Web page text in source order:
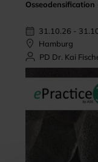
31.10.26 -
Hamburg
PD Dr. Kai